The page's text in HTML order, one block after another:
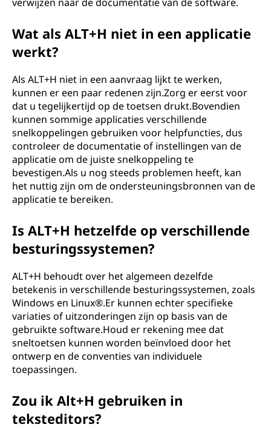
Wat als ALT+H niet in een applicatie
werkt?
Als ALT+H niet in een aanvraag lijkt te werken,
kunnen er een paar redenen zijn.Zorg er eerst voor
dat u tegelijkertijd op de toetsen drukt.Bovendien
kunnen sommige applicaties verschillende
snelkoppelingen gebruiken voor helpfuncties, dus
controleer de documentatie of instellingen van de
applicatie om de juiste snelkoppeling te
bevestigen.Als u nog steeds problemen heeft, kan
het nuttig zijn om de ondersteuningsbronnen van de
applicatie te bereiken.
Is ALT+H hetzelfde op verschillende
besturingssystemen?
ALT+H behoudt over het algemeen dezelfde
betekenis in verschillende besturingssystemen, zoals
Windows en Linux®.Er kunnen echter specifieke
variaties of uitzonderingen zijn op basis van de
gebruikte software.Houd er rekening mee dat
sneltoetsen kunnen worden beïnvloed door het
ontwerp en de conventies van individuele
toepassingen.
Zou ik Alt+H gebruiken in
teksteditors?